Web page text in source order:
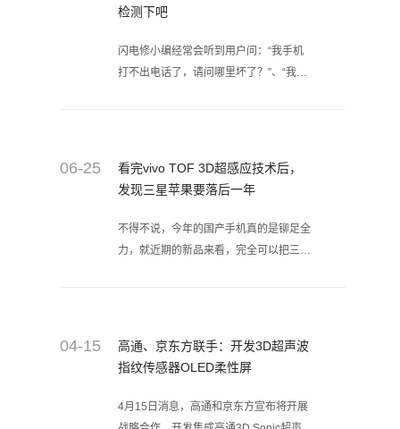
检测下吧
闪电修小编经常会听到用户问：“我手机
打不出电话了，请问哪里坏了？”、“我手
06-25
看完vivo TOF 3D超感应技术后，
发现三星苹果要落后一年
不得不说，今年的国产手机真的是铆足全
力，就近期的新品来看，完全可以把三星
04-15
高通、京东方联手：开发3D超声波
指纹传感器OLED柔性屏
4月15日消息，高通和京东方宣布将开展